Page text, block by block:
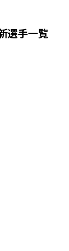
選手一覧